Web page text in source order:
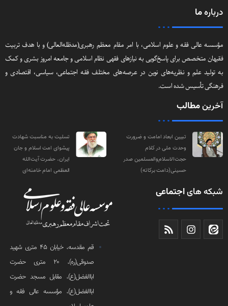
دربارهما
مؤسسه عالی فقه و علوم اسلامی، با امر مقام معظم رهبری(مد‌ظله‌العالی) و با هدف تربیت
فقیهان متخصص برای پاسخ‌گویی به نیازهای فقهی نظام اسلامی و جامعه امروز بشری و کمک
به تولید علم و نظریه‌های نوین در عرصه‌های مختلف فقه اجتماعی‌، سیاسی‌، اقتصادی و
فرهنگی تأسیس شده است.
آخرینمطالب
تبیین ابعاد امامت و ضرورت
وحدت ملی در کلام
حجت‌الاسلام‌والمسلمین صدر
حسینی(دامت‌ برکاته)
تسلیت به مناسبت شهادت
پیشوای امت اسلام و جان
ایران، حضرت آیت‌الله
العظمی امام خامنه‌ای
شبکه هایاجتماعی
قم مقدسه، خیابان 45 متری شهید
صدوقی(ره)، 20 متری حضرت
اباالفضل(ع)، مقابل مسجد حضرت
اباالفضل(ع)، مؤسسه عالی فقه و